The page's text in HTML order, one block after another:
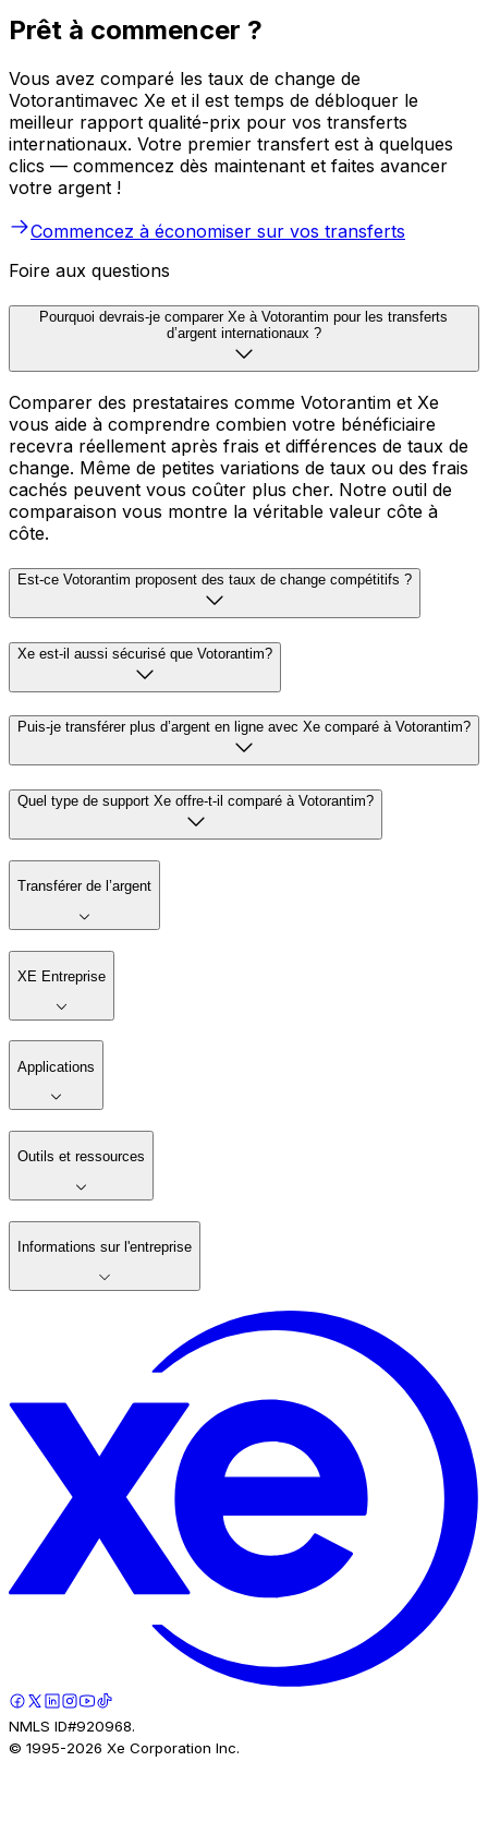
Prêt à commencer ?
Vous avez comparé les taux de change de
Votorantimavec Xe et il est temps de débloquer le
meilleur rapport qualité-prix pour vos transferts
internationaux. Votre premier transfert est à quelques
clics — commencez dès maintenant et faites avancer
votre argent !
Commencez à économiser sur vos transferts
Foire aux questions
Pourquoi devrais-je comparer Xe à Votorantim pour les transferts
d’argent internationaux ?
Comparer des prestataires comme Votorantim et Xe
vous aide à comprendre combien votre bénéficiaire
recevra réellement après frais et différences de taux de
change. Même de petites variations de taux ou des frais
cachés peuvent vous coûter plus cher. Notre outil de
comparaison vous montre la véritable valeur côte à
côte.
Est-ce Votorantim proposent des taux de change compétitifs ?
Xe est-il aussi sécurisé que Votorantim?
Puis-je transférer plus d’argent en ligne avec Xe comparé à Votorantim?
Quel type de support Xe offre-t-il comparé à Votorantim?
Transférer de l’argent
XE Entreprise
Applications
Outils et ressources
Informations sur l'entreprise
NMLS ID#920968.
© 1995-2026 Xe Corporation Inc.